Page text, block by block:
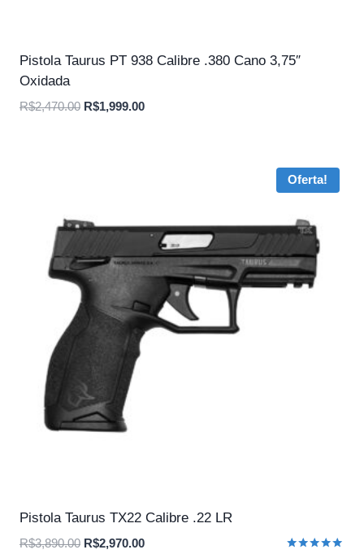
Pistola Taurus PT 938 Calibre .380 Cano 3,75″
Oxidada
R$2,470.00 O
R$1,999.00O
Oferta!
Pistola Taurus TX22 Calibre .22 LR
R$3,890.00 O
R$2,970.00O